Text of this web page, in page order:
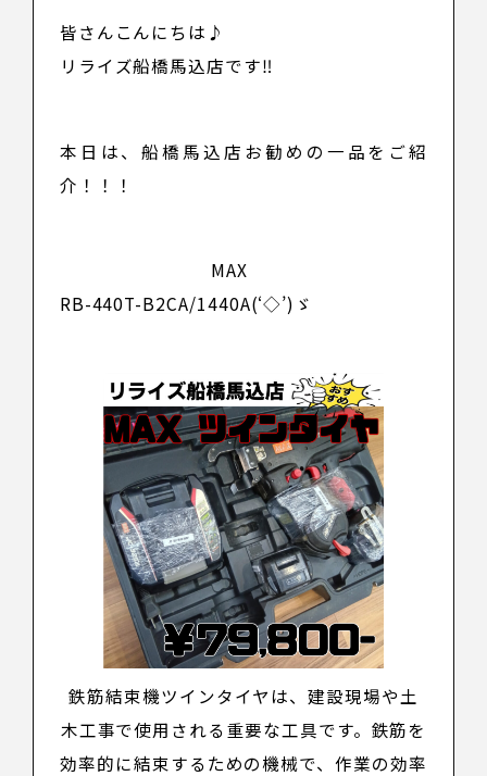
皆さんこんにちは♪
リライズ船橋馬込店です‼
本日は、船橋馬込店お勧めの一品をご紹
介！！！
MAX
RB-440T-B2CA/1440A(‘◇’)ゞ
鉄筋結束機ツインタイヤは、建設現場や土
木工事で使用される重要な工具です。鉄筋を
効率的に結束するための機械で、作業の効率